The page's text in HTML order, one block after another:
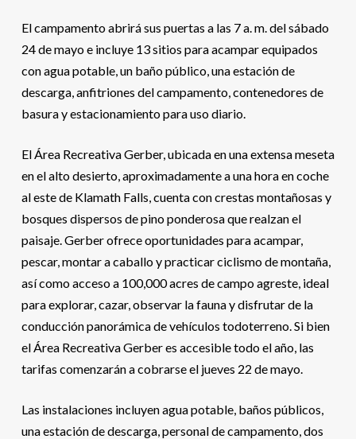
El campamento abrirá sus puertas a las 7 a. m. del sábado
24 de mayo e incluye 13 sitios para acampar equipados
con agua potable, un baño público, una estación de
descarga, anfitriones del campamento, contenedores de
basura y estacionamiento para uso diario.
El Área Recreativa Gerber, ubicada en una extensa meseta
en el alto desierto, aproximadamente a una hora en coche
al este de Klamath Falls, cuenta con crestas montañosas y
bosques dispersos de pino ponderosa que realzan el
paisaje. Gerber ofrece oportunidades para acampar,
pescar, montar a caballo y practicar ciclismo de montaña,
así como acceso a 100,000 acres de campo agreste, ideal
para explorar, cazar, observar la fauna y disfrutar de la
conducción panorámica de vehículos todoterreno. Si bien
el Área Recreativa Gerber es accesible todo el año, las
tarifas comenzarán a cobrarse el jueves 22 de mayo.
Las instalaciones incluyen agua potable, baños públicos,
una estación de descarga, personal de campamento, dos